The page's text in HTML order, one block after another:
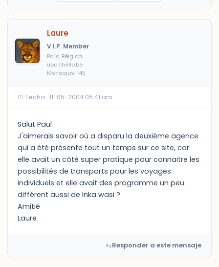
Laure
V.I.P. Member
País: Bélgica
upc.chello.be
Mensajes: 145
Fecha : 11-05-2004 05:41 am
Salut Paul
J'aimerais savoir où a disparu la deuxième agence
qui a été présente tout un temps sur ce site, car
elle avait un côté super pratique pour connaitre les
possibilités de transports pour les voyages
individuels et elle avait des programme un peu
différent aussi de Inka wasi ?
Amitié
Laure
Responder a este mensaje